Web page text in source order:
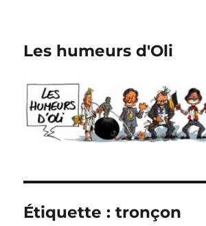
Les humeurs d'Oli
Étiquette :tronçon